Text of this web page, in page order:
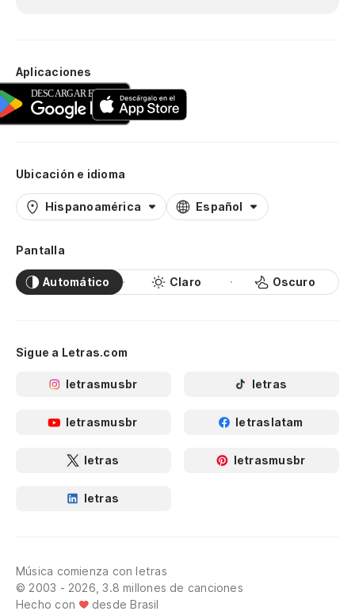
Aplicaciones
Ubicación e idioma
Hispanoamérica Español
Pantalla
Automático Claro Oscuro
Sigue a Letras.com
letrasmusbr letras
letrasmusbr letraslatam
letras letrasmusbr
letras
Música comienza con letras
© 2003 - 2026, 3.8 millones de canciones
Hecho con
desde Brasil